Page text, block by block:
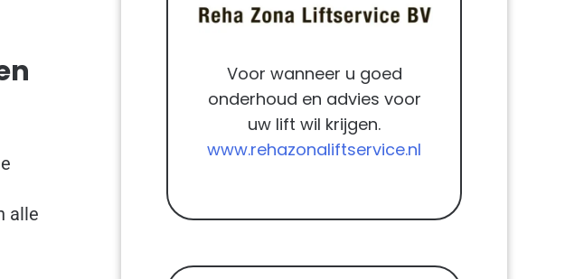
alle
Voor wanneer u goed
onderhoud en advies voor
uw lift wil krijgen.
www.rehazonaliftservice.nl